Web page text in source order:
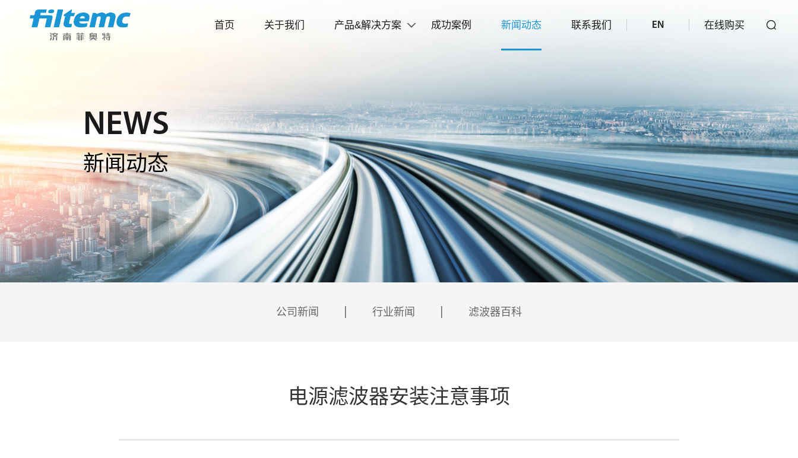
首页 关于我们 产品&解决方案 成功案例 新闻动态 联系我们 EN 在线购买
NEWS
新闻动态
公司新闻 行业新闻 滤波器百科
电源滤波器安装注意事项